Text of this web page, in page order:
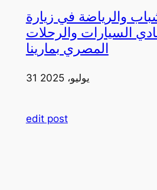
والرياضة في زيارة
السيارات والرحلات
المصري بمارينا
31 يوليو، 2025
edit post